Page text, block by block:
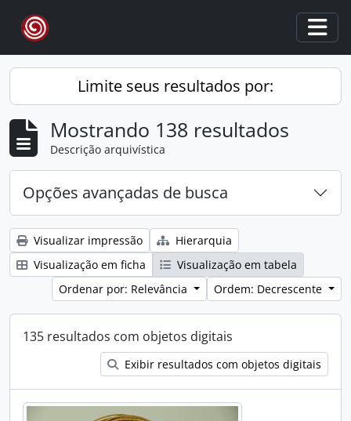
Skip to main content
Limite seus resultados por:
Mostrando 138 resultados
Descrição arquivística
Opções avançadas de busca
Visualizar impressão
Hierarquia
Visualização em ficha
Visualização em tabela
Ordenar por: Relevância
Ordem: Decrescente
135 resultados com objetos digitais
Exibir resultados com objetos digitais